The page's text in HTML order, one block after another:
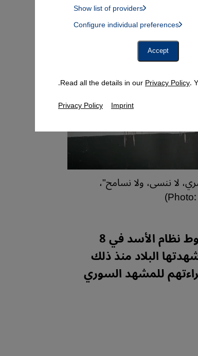
لا ننسى، ولا نسامح"،
يُحيي السوريون هذه الأيام الذكرى الأولى لسقوط نظام الأسد في 8
البلاد منذ ذلك
للمشهد السوري
Show list of providers
Tag Manager, Instagram Embed, Twitter Embed,
Configure individual preferences
Accept
Read all the details in ourPrivacy Policy.
Privacy Policy Imprint